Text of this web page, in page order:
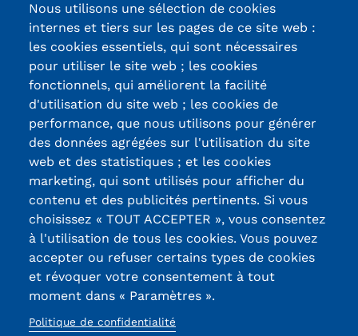
Tarifs
Modalités de financement
Infos entreprises
Former ses salariés
Accueillir un alternant ?
Taxe d'apprentissage
Infos enseignants
Être enseignant au Cnam
Infos partenaires
Liste des partenaires
Découvrir ce diplôme
13, Rue Ernest
Thierry-Mieg
90010 BELFORT
Cedex
03 84 58 33 10
Certifications /
Labels qualité
Nous utilisons une sélection de cookies
internes et tiers sur les pages de ce site web :
les cookies essentiels, qui sont nécessaires
pour utiliser le site web ; les cookies
fonctionnels, qui améliorent la facilité
d'utilisation du site web ; les cookies de
performance, que nous utilisons pour générer
des données agrégées sur l'utilisation du site
web et des statistiques ; et les cookies
marketing, qui sont utilisés pour afficher du
contenu et des publicités pertinents. Si vous
choisissez « TOUT ACCEPTER », vous consentez
à l'utilisation de tous les cookies. Vous pouvez
accepter ou refuser certains types de cookies
et révoquer votre consentement à tout
moment dans « Paramètres ».
Politique de confidentialité